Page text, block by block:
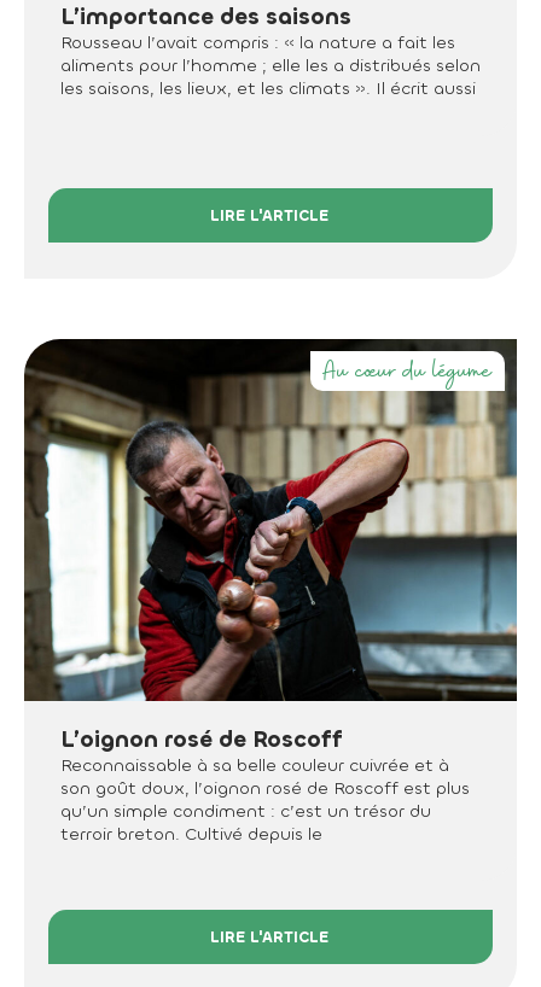
L’importance des saisons
Rousseau l’avait compris : « la nature a fait les
aliments pour l’homme ; elle les a distribués selon
les saisons, les lieux, et les climats ». Il écrit aussi
LIRE L'ARTICLE
Au cœur du légume
L’oignon rosé de Roscoff
Reconnaissable à sa belle couleur cuivrée et à
son goût doux, l’oignon rosé de Roscoff est plus
qu’un simple condiment : c’est un trésor du
terroir breton. Cultivé depuis le
LIRE L'ARTICLE